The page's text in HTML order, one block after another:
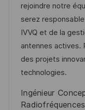
i
a
c
i
ó
n
h
a
d
e
p
u
l
l
rejoindre notre
serez
IVVQ et de la
antennes actives.
des projets
technologies.
Ingénieur